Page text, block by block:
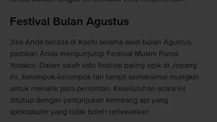
Festival Bulan Agustus
Jika Anda berada di Kochi selama awal bulan Agustus,
pastikan Anda mengunjungi Festival Musim Panas
Yosakoi. Dalam salah satu festival paling epik di Jepang
ini, kelompok-kelompok tari tampil semaksimal mungkin
untuk menarik para penonton. Keseluruhan acara ini
ditutup dengan pertunjukan kembang api yang
spektakuler yang tidak boleh terlewatkan.